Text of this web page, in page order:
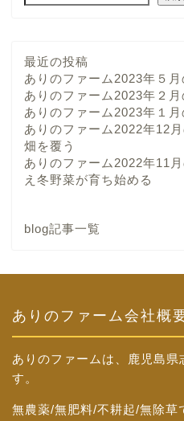
最近の投稿
ありのファーム2023年５月
ありのファーム2023年２月
ありのファーム2023年１月
ありのファーム2022年12
畑を覆う
ありのファーム2022年11
え冬野菜が育ち始める
blog記事一覧
ありのファーム会社概
ありのファームは、鹿児島
す。
無農薬/無肥料/不耕起/無除草